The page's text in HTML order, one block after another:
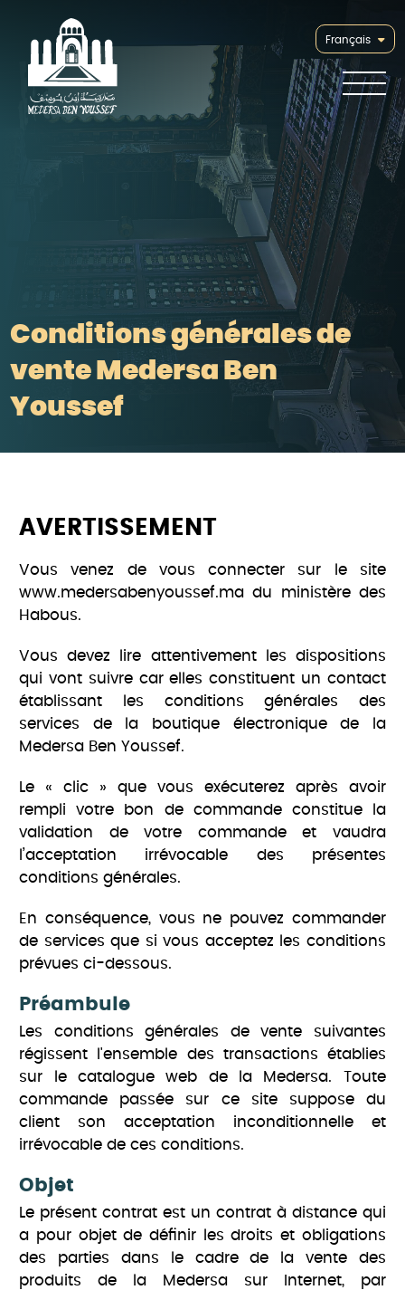
Français
Conditions générales de
vente Medersa Ben
Youssef
AVERTISSEMENT
Vous venez de vous connecter sur le site
www.medersabenyoussef.ma du ministère des
Habous.
Vous devez lire attentivement les dispositions
qui vont suivre car elles constituent un contact
établissant les conditions générales des
services de la boutique électronique de la
Medersa Ben Youssef.
Le « clic » que vous exécuterez après avoir
rempli votre bon de commande constitue la
validation de votre commande et vaudra
l’acceptation irrévocable des présentes
conditions générales.
En conséquence, vous ne pouvez commander
de services que si vous acceptez les conditions
prévues ci-dessous.
Préambule
Les conditions générales de vente suivantes
régissent l'ensemble des transactions établies
sur le catalogue web de la Medersa. Toute
commande passée sur ce site suppose du
client son acceptation inconditionnelle et
irrévocable de ces conditions.
Objet
Le présent contrat est un contrat à distance qui
a pour objet de définir les droits et obligations
des parties dans le cadre de la vente des
produits de la Medersa sur Internet, par